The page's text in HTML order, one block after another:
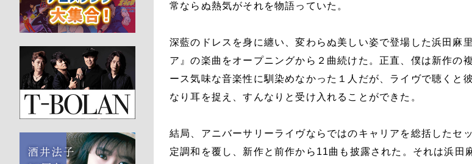
常ならぬ熱気がそれを物語っていた。
深藍のドレスを身に纏い、変わらぬ美しい姿で登場した浜田麻
ア』の楽曲をオープニングから２曲続けた。正直、僕は新作の
ース気味な音楽性に馴染めなかった１人だが、ライヴで聴くと
なり耳を捉え、すんなりと受け入れることができた。
結局、アニバーサリーライヴならではのキャリアを総括したセ
定調和を覆し、新作と前作から11曲も披露された。それは浜田